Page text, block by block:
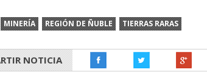
MINERÍA REGIÓN DE ÑUBLE TIERRAS RARAS
NOTICIA